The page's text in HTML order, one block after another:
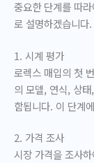
중요한 단계를 따
로 설명하겠습니다.
1. 시계 평가
로렉스 매입의 첫
의 모델, 연식, 상
함됩니다. 이 단계
2. 가격 조사
시장 가격을 조사